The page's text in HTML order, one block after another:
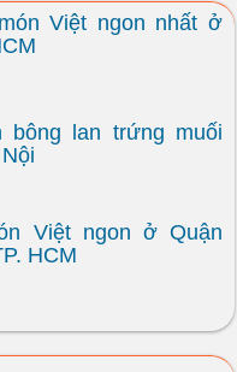
o
n
Việt ngon nhất ở
bông lan trứng muối
Việt ngon ở Quận
HCM